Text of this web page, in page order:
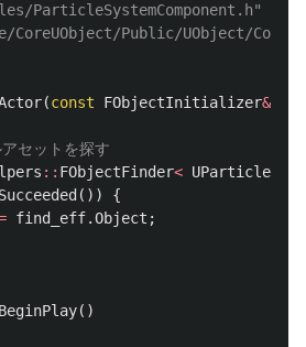
ParticleSystemComponent.h"
(const FObjectInitializer&
セットを探す
:: FObjectFinder<
Succeeded ())
{
find_eff.Object ;
BeginPlay()